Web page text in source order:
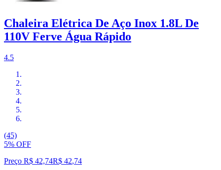
Chaleira Elétrica De Aço Inox 1.8L De
110V Ferve Água Rápido
4.5
(45)
5% OFF
Preço R$ 42,74R$ 42,74